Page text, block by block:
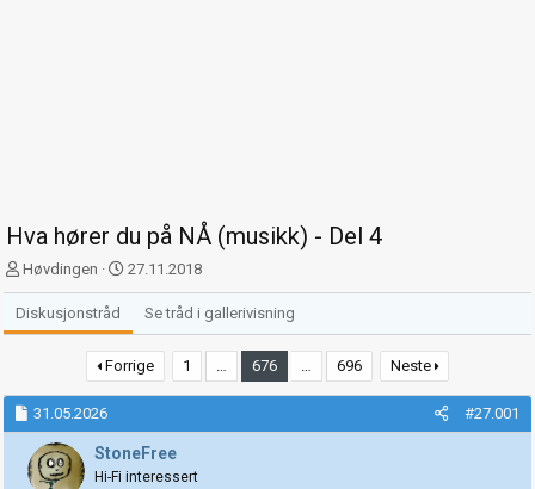
Hva hører du på NÅ (musikk) - Del 4
T
r
å
d
a
r
e
Høvdingen
S
t
r
t
d
a
27.11.2018
Diskusjonstråd Se tråd i gallerivisning
Forrige 1 676 696 Neste
31.05.2026 #27.001
StoneFree
Hi-Fi interessert